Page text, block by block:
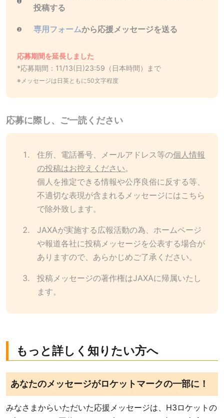
投稿する
専用フォームから応援メッセージを送る
応募期間を延長しました
*応募期間：11/13(日)23:59（日本時間）まで
※メッセージは日英ともに50文字程度
応募に際し、ご一読ください
住所、電話番号、メールアドレス等の個人情報
の投稿はお控えください。
個人を推定できる情報や公序良俗に反する等、
不適切な表現が含まれるメッセージにはこちら
で除外致します。
JAXAが実施する広報活動の為、ホームページ
や報道各社に投稿メッセージを公表する場合が
ありますので、あらかじめご了承ください。
投稿メッセージの著作権はJAXAに帰属いたし
ます。
もっと詳しく知りたい方へ
あなたのメッセージがロケットマークの⼀部に！
みなさまからいただいた応援メッセージは、H3ロケットの